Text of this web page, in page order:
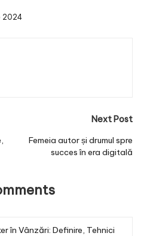
2024
Next Post
Femeia autor și drumul spre
succes în era digitală
în Vânzări: Definire, Tehnici